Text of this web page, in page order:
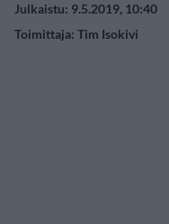
Julkaistu: 9.5.2019, 10:40
Toimittaja: Tim Isokivi